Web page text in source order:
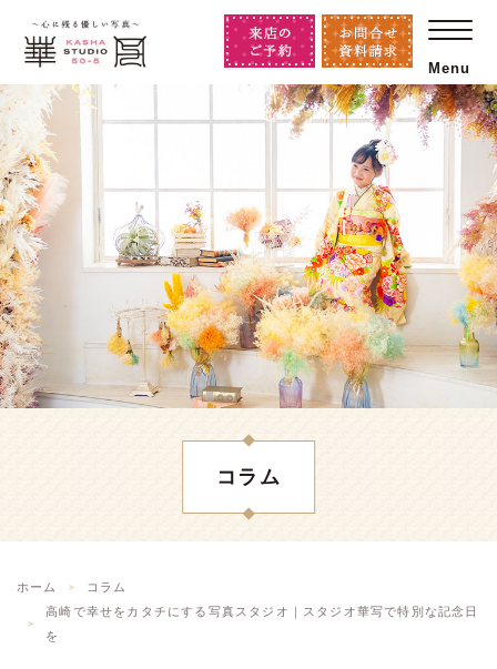
Menu
コラム
ホーム
コラム
高崎で幸せをカタチにする写真スタジオ｜スタジオ華写で特別な記念日
を